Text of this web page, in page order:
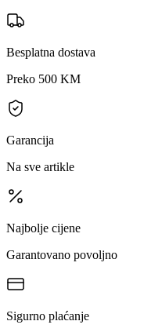
Besplatna dostava
Preko 500 KM
Garancija
Na sve artikle
Najbolje cijene
Garantovano povoljno
Sigurno plaćanje